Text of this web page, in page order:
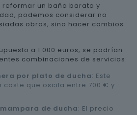
reformar un baño barato y
podemos considerar no
obras, sino hacer cambios
a 1.000 euros, se podrían
combinaciones de servicios:
por plato de ducha: Este
coste que oscila entre 700 € y
de ducha: El precio